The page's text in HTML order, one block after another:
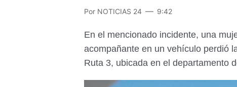
Por NOTICIAS 24 9:42
En el mencionado incidente, una
acompañante en un vehículo perdió
Ruta 3, ubicada en el departamento